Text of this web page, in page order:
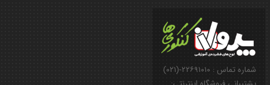
شماره تماس : ۲۲۶۹۱۰۱۰-(۰۲۱)